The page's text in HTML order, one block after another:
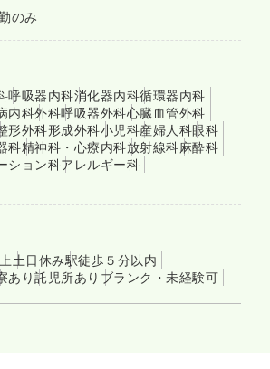
のみ
呼吸器内科消化器内科循環器内科
内科外科呼吸器外科心臓血管外科
形外科形成外科小児科産婦人科眼科
科精神科・心療内科放射線科麻酔科
ション科アレルギー科
土日休み駅徒歩５分以内
あり託児所あり ブランク・未経験可